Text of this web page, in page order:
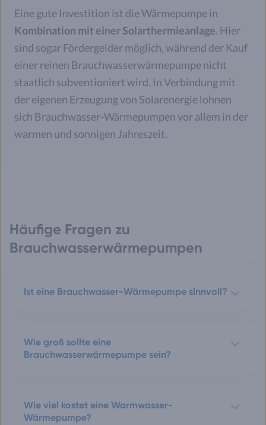
Eine gute Investition ist die Wärmepumpe in
Kombination mit einer Solarthermieanlage. Hier
sind sogar Fördergelder möglich, während der Kauf
einer reinen Brauchwasserwärmepumpe nicht
staatlich subventioniert wird. In Verbindung mit
der eigenen Erzeugung von Solarenergie lohnen
sich Brauchwasser-Wärmepumpen vor allem in der
warmen und sonnigen Jahreszeit.
Häufige Fragen zu
Brauchwasserwärmepumpen
Ist eine Brauchwasser-Wärmepumpe sinnvoll?
Wie groß sollte eine
Brauchwasserwärmepumpe sein?
Wie viel kostet eine Warmwasser-
Wärmepumpe?